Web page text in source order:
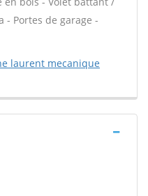
- Portes de garage -
laurent mecanique